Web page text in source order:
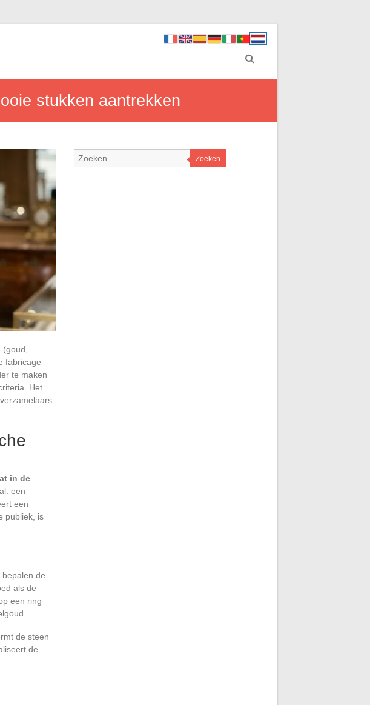
stukken aantrekken
fabricage
te maken
Het
in de
een
een
publiek, is
de
als de
een ring
de steen
de
Zoeken